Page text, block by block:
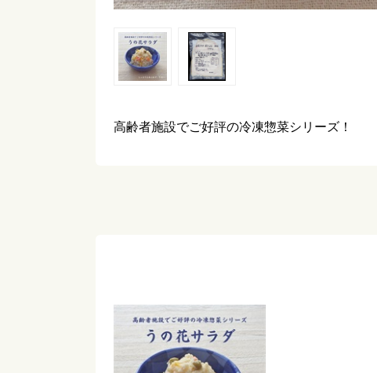
高齢者施設でご好評の冷凍惣菜シリーズ！